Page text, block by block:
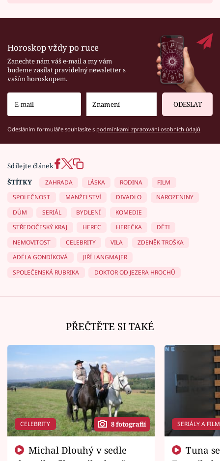
Horoskop vždy po ruce
Zanechte nám váš e-mail a my vám
budeme zasílat pravidelný newsletter s
vaším horoskopem.
ODESLAT
Odesláním formuláře souhlasíte s podmínkami zpracování osobních údajů
Sdílejte článek
ŠTÍTKY
ZAHRADA LÁSKA RODINA
FILM
SPOLEČNOST
MANŽELSTVÍ DIVADLO
NAROZENINY
DŮM
SERIÁL BYDLENÍ
KOMEDIE
STŘEDOČESKÝ KRAJ
HEREC HEREČKA
DĚTI
NEMOVITOST
CELEBRITY VILA
ZDENĚK TROŠKA
ADÉLA GONDÍKOVÁ
JIŘÍ LANGMAJER
SPOLEČENSKÁ RUBRIKA
DOKTOR OD JEZERA HROCHŮ
PŘEČTĚTE SI TAKÉ
CELEBRITY 8 fotografií SERIÁLY A